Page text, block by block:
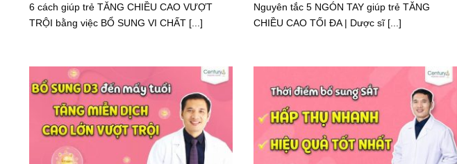
6 cách giúp trẻ TĂNG CHIỀU CAO VƯỢT
TRỘI bằng việc BỔ SUNG VI CHẤT [...]
Nguyên tắc 5 NGÓN TAY giúp trẻ TĂNG
CHIỀU CAO TỐI ĐA | Dược sĩ [...]